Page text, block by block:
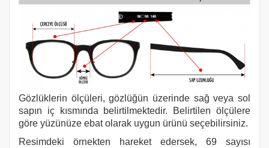
Gözlüklerin ölçüleri, gözlüğün üzerinde sağ veya sol
sapın iç kısmında belirtilmektedir. Belirtilen ölçülere
göre yüzünüze ebat olarak uygun ürünü seçebilirsiniz.
Resimdeki örnekten hareket edersek, 69 sayısı